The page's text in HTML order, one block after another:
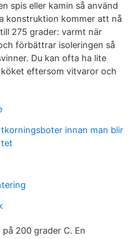
spis eller kamin så använd
konstruktion kommer att nå
275 grader: varmt när
förbättrar isoleringen så
Du kan ofta ha lite
eftersom vitvaror och
innan man blir
200 grader C. En